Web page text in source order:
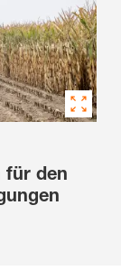
für den